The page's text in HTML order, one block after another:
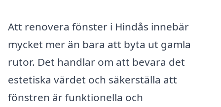
Att renovera fönster i Hindås innebär
mycket mer än bara att byta ut gamla
rutor. Det handlar om att bevara det
estetiska värdet och säkerställa att
fönstren är funktionella och